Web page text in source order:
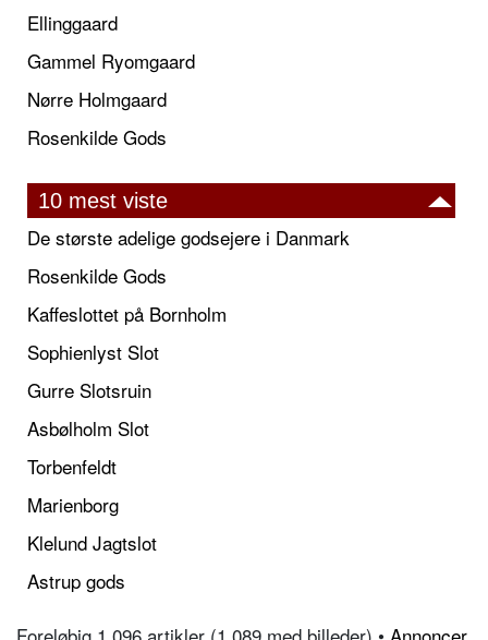
Ellinggaard
Gammel Ryomgaard
Nørre Holmgaard
Rosenkilde Gods
10 mest viste
De største adelige godsejere i Danmark
Rosenkilde Gods
Kaffeslottet på Bornholm
Sophienlyst Slot
Gurre Slotsruin
Asbølholm Slot
Torbenfeldt
Marienborg
Klelund Jagtslot
Astrup gods